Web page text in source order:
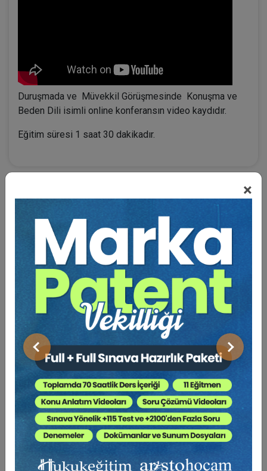
×
Önceki Sonraki
Duruşmada ve Müvekkil Görüşmesinde Konuşma ve
Beden Dili isimli online konferansın video kaydıdır.
Eğitim süresi 1 saat 30 dakikadır.
BENZER VIDEO EĞITIMLER
Video Eğitim Abonesi Ol: Sadece 5490 TL / Yıllık
Tüketici Hukuku Enstitüsü